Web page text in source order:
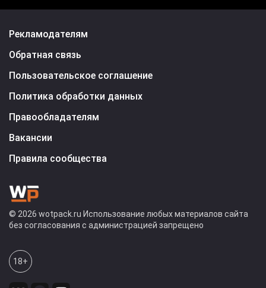
Рекламодателям
Обратная связь
Пользовательское соглашение
Политика обработки данных
Правообладателям
Вакансии
Правила сообщества
© 2026 wotpack.ru Использование любых материалов сайта
без согласования с администрацией запрещено
18+